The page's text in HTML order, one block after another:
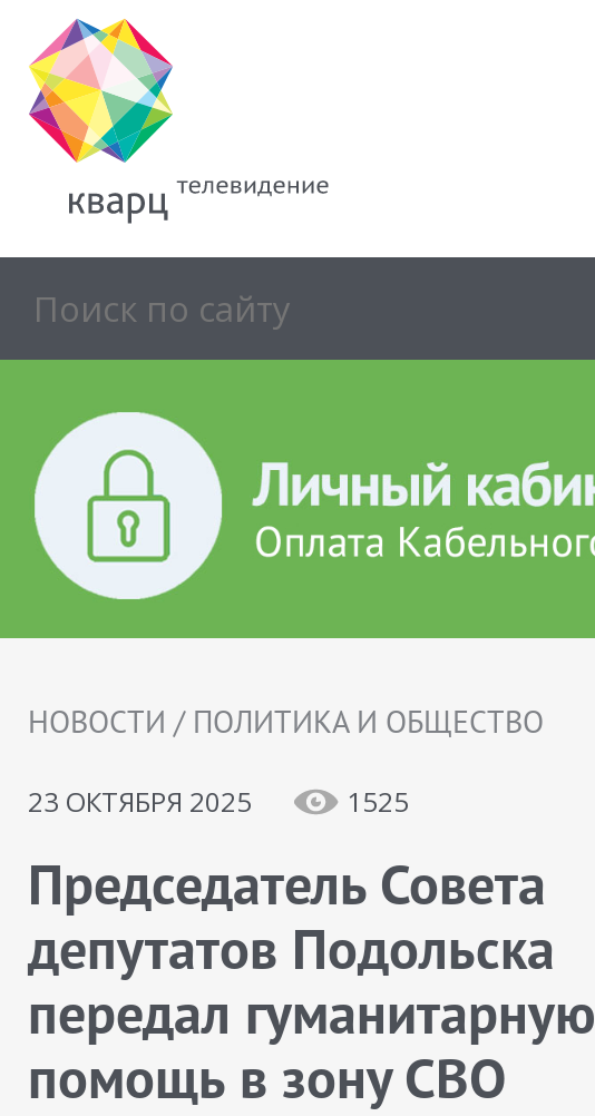
НОВОСТИ / ПОЛИТИКА И ОБЩЕСТВО
23 ОКТЯБРЯ 2025 1525
Председатель Совета
депутатов Подольска
передал гуманитарную
помощь в зону СВО